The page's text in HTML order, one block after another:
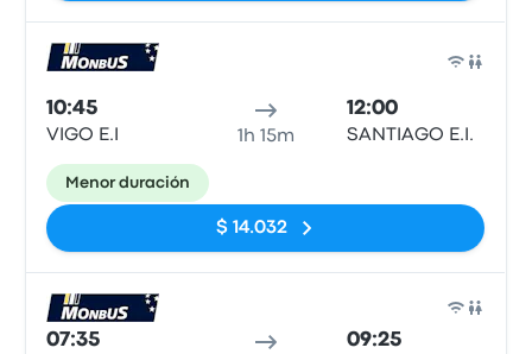
10:45
VIGO E.I 1h 15m
12:00
SANTIAGO E.I.
Menor duración
$ 14.032
07:35 09:25